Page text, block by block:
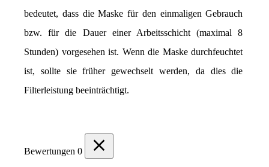
bedeutet, dass die Maske für den einmaligen Gebrauch
bzw. für die Dauer einer Arbeitsschicht (maximal 8
Stunden) vorgesehen ist. Wenn die Maske durchfeuchtet
ist, sollte sie früher gewechselt werden, da dies die
Filterleistung beeinträchtigt.
Bewertungen 0